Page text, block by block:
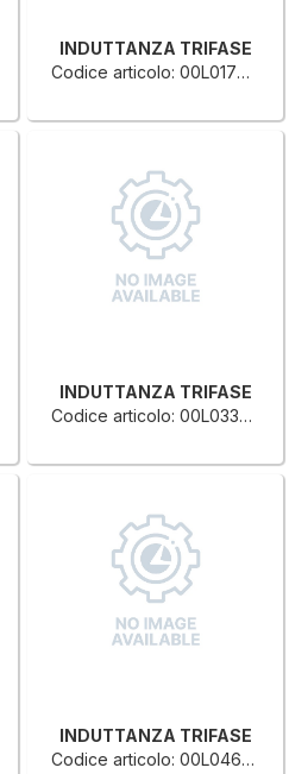
INDUTTANZA TRIFASE
Codice articolo: 00L0170888A
INDUTTANZA TRIFASE
Codice articolo: 00L0335295A
INDUTTANZA TRIFASE
Codice articolo: 00L0466266H